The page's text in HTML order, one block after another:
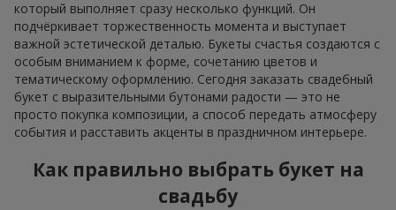
который выполняет сразу несколько функций. Он
подчёркивает торжественность момента и выступает
важной эстетической деталью. Букеты счастья создаются с
особым вниманием к форме, сочетанию цветов и
тематическому оформлению. Сегодня заказать свадебный
букет с выразительными бутонами радости — это не
просто покупка композиции, а способ передать атмосферу
события и расставить акценты в праздничном интерьере.
Как правильно выбрать букет на
свадьбу